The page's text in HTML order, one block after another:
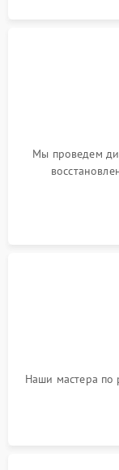
Мы проведем
Наши мастера по